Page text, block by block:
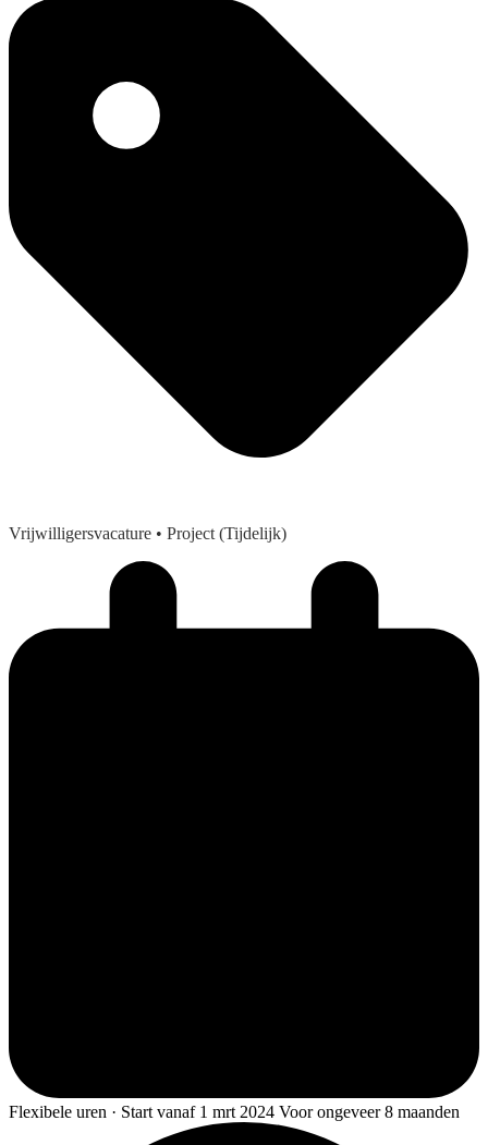
Vrijwilligersvacature • Project (Tijdelijk)
Flexibele uren · Start vanaf 1 mrt 2024 Voor ongeveer 8 maanden